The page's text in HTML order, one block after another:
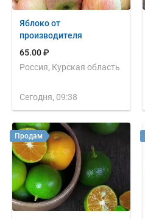
Яблоко от
производителя
65.00 ₽
Россия, Курская область
Сегодня, 09:38
Продам